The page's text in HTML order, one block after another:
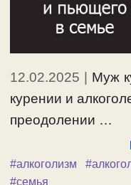
12.02.2025 | Муж
курении и
преодолении …
#алкоголизм
#семья